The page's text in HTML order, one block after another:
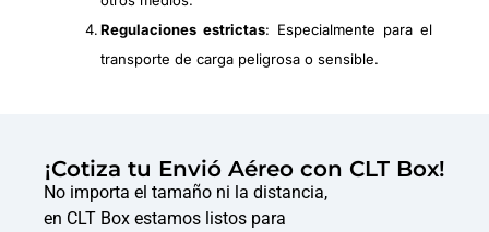
Regulaciones estrictas: Especialmente para el
transporte de carga peligrosa o sensible.
¡Cotiza tu Envió Aéreo con CLT Box!
No importa el tamaño ni la distancia,
en CLT Box estamos listos para